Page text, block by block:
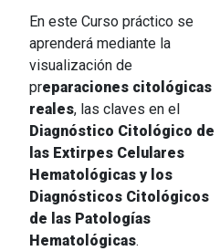
En este Curso práctico se
aprenderá mediante la
visualización de
preparaciones citológicas
reales, las claves en el
Diagnóstico Citológico de
las Extirpes Celulares
Hematológicas y los
Diagnósticos Citológicos
de las Patologías
Hematológicas.